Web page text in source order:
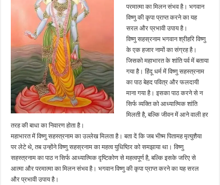
परमात्मा का मिलन संभव है। भगवान
विष्णु की कृपा प्राप्त करने का यह
सरल और प्रभावी उपाय है।
विष्णु सहस्रनाम भगवान श्रीहरि विष्णु
के एक हजार नामों का संग्रह है।
जिसको महाभारत के शांति पर्व में बताया
गया है। हिंदू धर्म में विष्णु सहस्त्रनाम
का पाठ बेहद पवित्र और फलदायी
माना गया है। इसका पाठ करने से न
सिर्फ व्यक्ति को आध्यात्मिक शांति
मिलती है, बल्कि जीवन में आने वाली हर
तरह की बाधा का निवारण होता है।
महाभारत में विष्णु सहस्त्रनाम का उल्लेख मिलता है। बता दें कि जब भीष्म पितामह मृत्युशैया
पर लेटे थे, तब उन्होंने विष्णु सहस्रनाम का महत्व युधिष्ठिर को समझाया था। विष्णु
सहस्त्रनाम का पाठ न सिर्फ आध्यात्मिक दृष्टिकोण से महत्वपूर्ण है, बल्कि इसके जरिए से
आत्मा और परमात्मा का मिलन संभव है। भगवान विष्णु की कृपा प्राप्त करने का यह सरल
और प्रभावी उपाय है।